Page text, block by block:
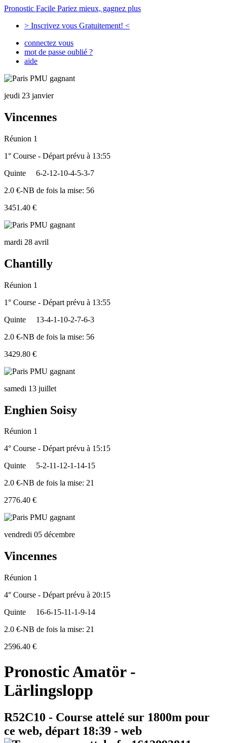
Pronostic Facile Pariez mieux, gagnez plus
> Inscrivez vous Gratuitement! <
connectez vous
mot de passe oublié ?
aide
jeudi 23 janvier
Vincennes
Réunion 1
1° Course - Départ prévu à 13:55
Quinte
6-2-12-10-4-5-3-7
2.0 €-NB de fois la mise: 56
3451.40 €
mardi 28 avril
Chantilly
Réunion 1
1° Course - Départ prévu à 13:55
Quinte
13-4-1-10-2-7-6-3
2.0 €-NB de fois la mise: 56
3429.80 €
samedi 13 juillet
Enghien Soisy
Réunion 1
4° Course - Départ prévu à 15:15
Quinte
5-2-11-12-1-14-15
2.0 €-NB de fois la mise: 21
2776.40 €
vendredi 05 décembre
Vincennes
Réunion 1
4° Course - Départ prévu à 20:15
Quinte
16-6-15-11-1-9-14
2.0 €-NB de fois la mise: 21
2596.40 €
Pronostic Amatör -
Lärlingslopp
R52C10 - Course attelé sur 1800m pour
ce web, départ 18:39 - web